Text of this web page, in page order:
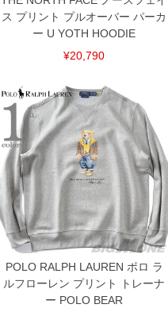
ス プリント プルオーバー パーカ
ー U YOTH HOODIE
¥20,790
POLO RALPH LAUREN ポロ ラ
ルフローレン プリント トレーナ
ー POLO BEAR